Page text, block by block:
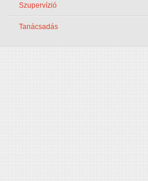
Szupervízió
Tanácsadás